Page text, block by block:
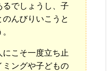
るでしょうし、子
んびりいこうと
こそ一度立ち止
ミングや子どもの